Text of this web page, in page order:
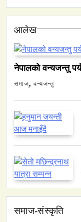
आलेख
नेपालको वन्यजन्तु
समाज वन्यजन्तु
समाज-संस्कृति
नेपालको